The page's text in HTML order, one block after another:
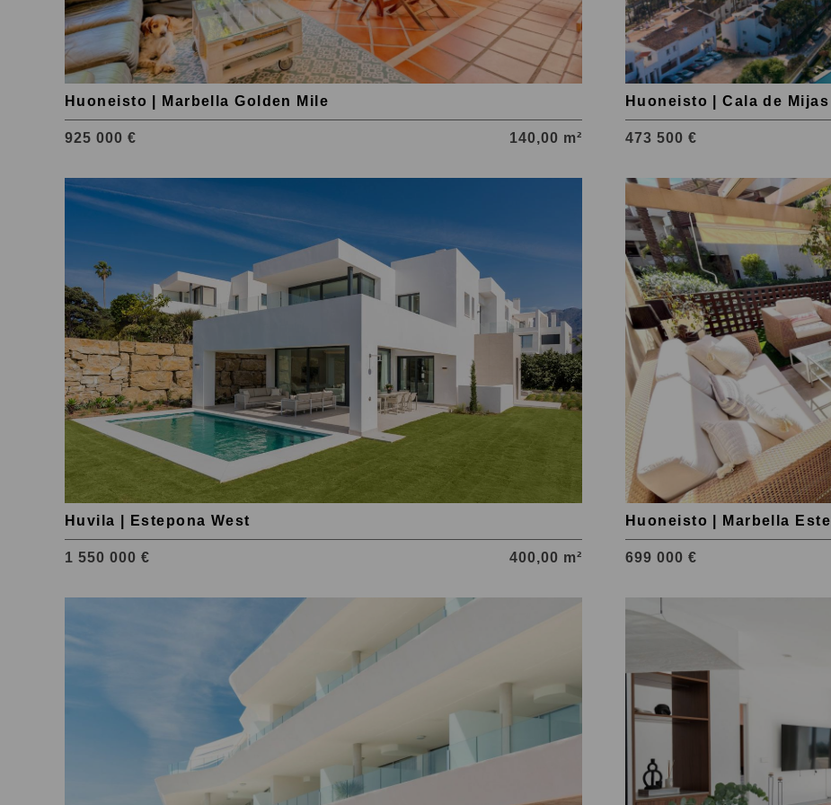
Huoneisto | Marbella Golden Mile
925 000 € 140,00 m²
Huoneisto | Cala de Mijas
473 500 €
Huvila | Estepona West
1 550 000 € 400,00 m²
Tutustu
kohteeseen
Huoneisto | Marbella Este
699 000 €
Tutustu
kohteeseen
Marbella
Este
Tutustu
kohteeseen
Arcos
Quinta)